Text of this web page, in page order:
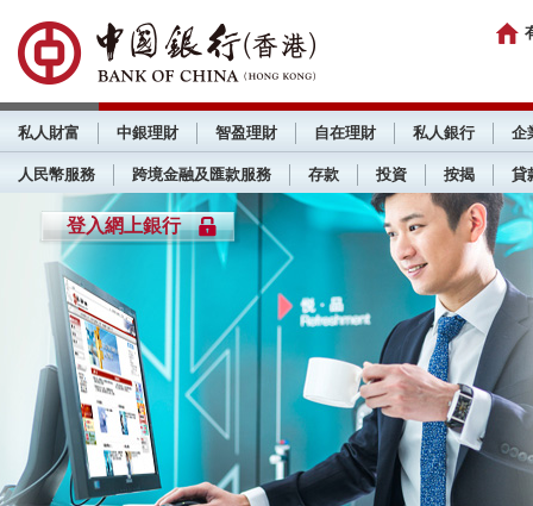
私人財富 中銀理財 智盈理財 自在理財 私人銀行 企
人民幣服務 跨境金融及匯款服務 存款 投資 按揭 貸
登入網上銀行